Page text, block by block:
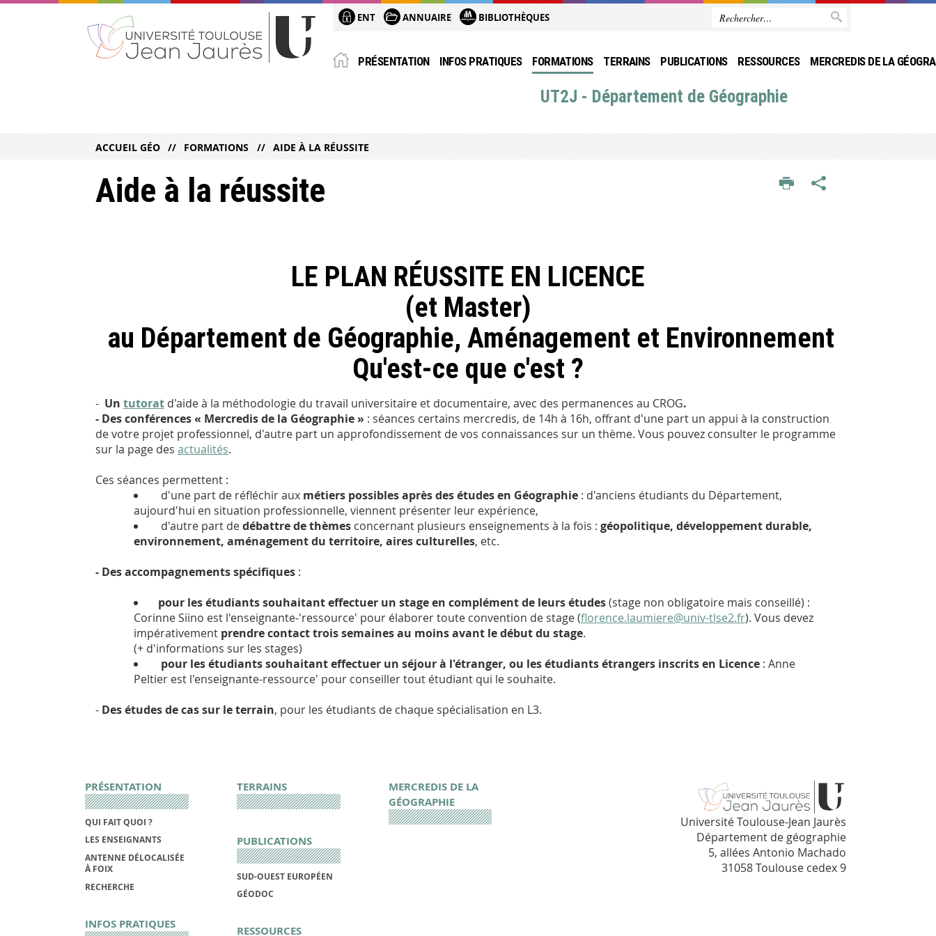
ENT ANNUAIRE BIBLIOTHÈQUES
PRÉSENTATION INFOS PRATIQUES FORMATIONS TERRAINS PUBLICATIONS RESSOURCES MERCREDIS DE LA
UT2J - Département de Géographie
ACCUEIL GÉO FORMATIONS AIDE À LA RÉUSSITE
Aide à la réussite
LE PLAN RÉUSSITE EN LICENCE
(et Master)
au Département de Géographie, Aménagement et Environnement
Qu'est-ce que c'est ?
- Un tutorat d'aide à la méthodologie du travail universitaire et documentaire, avec des permanences au CROG.
- Des conférences « Mercredis de la Géographie » : séances certains mercredis, de 14h à 16h, offrant d'une part un appui à la construction
de votre projet professionnel, d'autre part un approfondissement de vos connaissances sur un thème. Vous pouvez consulter le programme
sur la page des actualités.
Ces séances permettent :
d'une part de réfléchir aux métiers possibles après des études en Géographie : d'anciens étudiants du Département,
aujourd'hui en situation professionnelle, viennent présenter leur expérience,
d'autre part dedébattre de thèmes concernant plusieurs enseignements à la fois : géopolitique, développement durable,
environnement, aménagement du territoire, aires culturelles, etc.
- Des accompagnements spécifiques :
pour les étudiants souhaitant effectuer un stage en complément de leurs études(stage non obligatoire mais conseillé) :
Corinne Siino est l'enseignante-'ressource' pour élaborer toute convention de stage (florence.laumiere@univ-tlse2.fr). Vous devez
impérativement prendre contact trois semaines au moins avant le début du stage.
(+ d'informations sur les stages)
pour les étudiants souhaitant effectuer un séjour à l'étranger, ou les étudiants étrangers inscrits en Licence : Anne
Peltier est l'enseignante-ressource' pour conseiller tout étudiant qui le souhaite.
- Des études de cas sur le terrain, pour les étudiants de chaque spécialisation en L3.
PRÉSENTATION
QUI FAIT QUOI ?
LES ENSEIGNANTS
ANTENNE DÉLOCALISÉE
À FOIX
RECHERCHE
INFOS PRATIQUES
TERRAINS
PUBLICATIONS
SUD-OUEST EUROPÉEN
GÉODOC
RESSOURCES
MERCREDIS DE LA
GÉOGRAPHIE
Université Toulouse-Jean Jaurès
Département de géographie
5, allées Antonio Machado
31058 Toulouse cedex 9